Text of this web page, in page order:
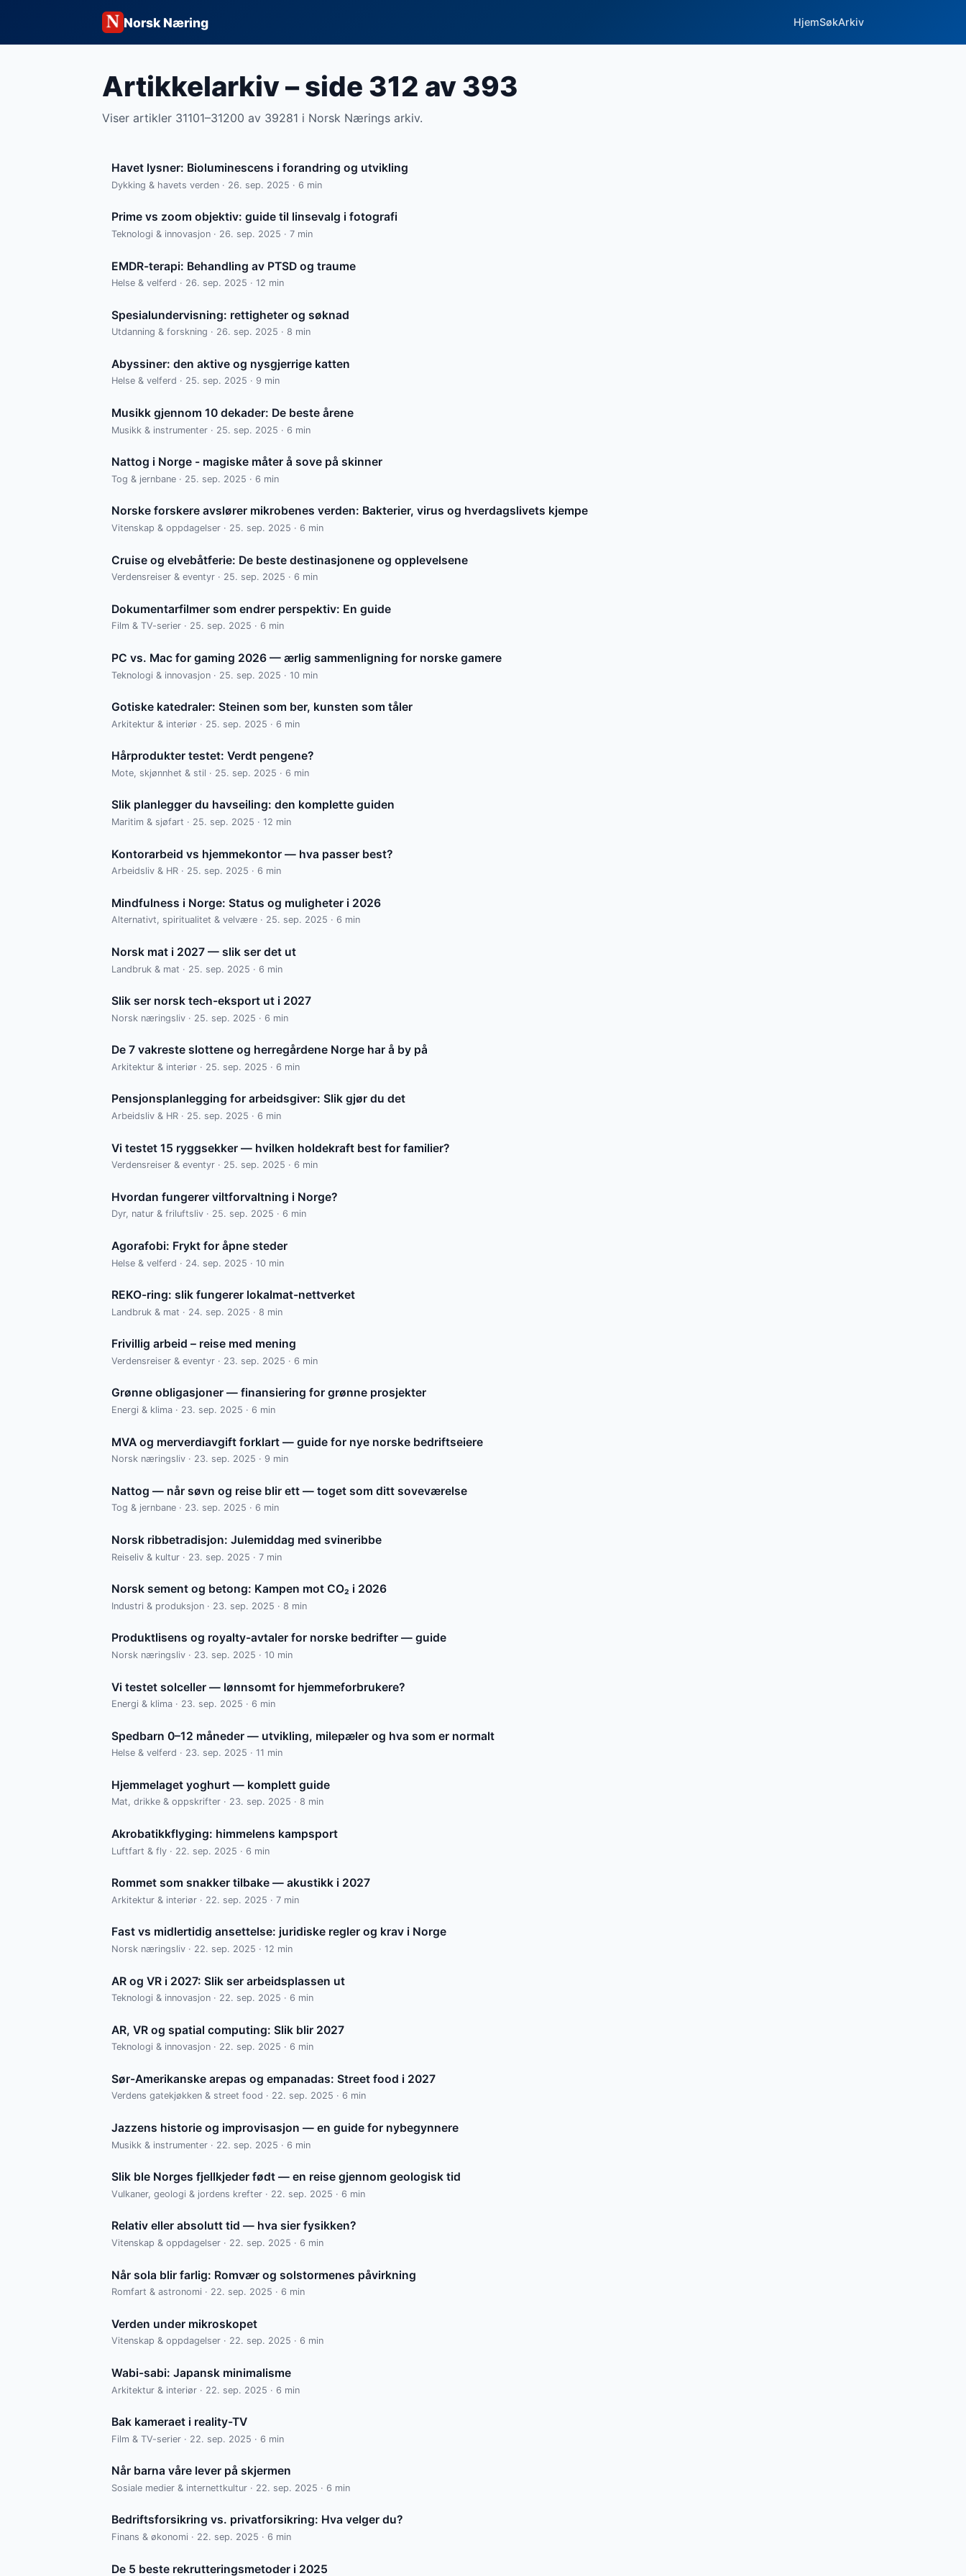
Norsk Næring HjemSøkArkiv
Artikkelarkiv – side 312 av 393
Viser artikler 31101–31200 av 39281 i Norsk Nærings arkiv.
Havet lysner: Bioluminescens i forandring og utvikling
Dykking & havets verden · 26. sep. 2025 · 6 min
Prime vs zoom objektiv: guide til linsevalg i fotografi
Teknologi & innovasjon · 26. sep. 2025 · 7 min
EMDR-terapi: Behandling av PTSD og traume
Helse & velferd · 26. sep. 2025 · 12 min
Spesialundervisning: rettigheter og søknad
Utdanning & forskning · 26. sep. 2025 · 8 min
Abyssiner: den aktive og nysgjerrige katten
Helse & velferd · 25. sep. 2025 · 9 min
Musikk gjennom 10 dekader: De beste årene
Musikk & instrumenter · 25. sep. 2025 · 6 min
Nattog i Norge - magiske måter å sove på skinner
Tog & jernbane · 25. sep. 2025 · 6 min
Norske forskere avslører mikrobenes verden: Bakterier, virus og hverdagslivets kjempe
Vitenskap & oppdagelser · 25. sep. 2025 · 6 min
Cruise og elvebåtferie: De beste destinasjonene og opplevelsene
Verdensreiser & eventyr · 25. sep. 2025 · 6 min
Dokumentarfilmer som endrer perspektiv: En guide
Film & TV-serier · 25. sep. 2025 · 6 min
PC vs. Mac for gaming 2026 — ærlig sammenligning for norske gamere
Teknologi & innovasjon · 25. sep. 2025 · 10 min
Gotiske katedraler: Steinen som ber, kunsten som tåler
Arkitektur & interiør · 25. sep. 2025 · 6 min
Hårprodukter testet: Verdt pengene?
Mote, skjønnhet & stil · 25. sep. 2025 · 6 min
Slik planlegger du havseiling: den komplette guiden
Maritim & sjøfart · 25. sep. 2025 · 12 min
Kontorarbeid vs hjemmekontor — hva passer best?
Arbeidsliv & HR · 25. sep. 2025 · 6 min
Mindfulness i Norge: Status og muligheter i 2026
Alternativt, spiritualitet & velvære · 25. sep. 2025 · 6 min
Norsk mat i 2027 — slik ser det ut
Landbruk & mat · 25. sep. 2025 · 6 min
Slik ser norsk tech-eksport ut i 2027
Norsk næringsliv · 25. sep. 2025 · 6 min
De 7 vakreste slottene og herregårdene Norge har å by på
Arkitektur & interiør · 25. sep. 2025 · 6 min
Pensjonsplanlegging for arbeidsgiver: Slik gjør du det
Arbeidsliv & HR · 25. sep. 2025 · 6 min
Vi testet 15 ryggsekker — hvilken holdekraft best for familier?
Verdensreiser & eventyr · 25. sep. 2025 · 6 min
Hvordan fungerer viltforvaltning i Norge?
Dyr, natur & friluftsliv · 25. sep. 2025 · 6 min
Agorafobi: Frykt for åpne steder
Helse & velferd · 24. sep. 2025 · 10 min
REKO-ring: slik fungerer lokalmat-nettverket
Landbruk & mat · 24. sep. 2025 · 8 min
Frivillig arbeid – reise med mening
Verdensreiser & eventyr · 23. sep. 2025 · 6 min
Grønne obligasjoner — finansiering for grønne prosjekter
Energi & klima · 23. sep. 2025 · 6 min
MVA og merverdiavgift forklart — guide for nye norske bedriftseiere
Norsk næringsliv · 23. sep. 2025 · 9 min
Nattog — når søvn og reise blir ett — toget som ditt soveværelse
Tog & jernbane · 23. sep. 2025 · 6 min
Norsk ribbetradisjon: Julemiddag med svineribbe
Reiseliv & kultur · 23. sep. 2025 · 7 min
Norsk sement og betong: Kampen mot CO₂ i 2026
Industri & produksjon · 23. sep. 2025 · 8 min
Produktlisens og royalty-avtaler for norske bedrifter — guide
Norsk næringsliv · 23. sep. 2025 · 10 min
Vi testet solceller — lønnsomt for hjemmeforbrukere?
Energi & klima · 23. sep. 2025 · 6 min
Spedbarn 0–12 måneder — utvikling, milepæler og hva som er normalt
Helse & velferd · 23. sep. 2025 · 11 min
Hjemmelaget yoghurt — komplett guide
Mat, drikke & oppskrifter · 23. sep. 2025 · 8 min
Akrobatikkflyging: himmelens kampsport
Luftfart & fly · 22. sep. 2025 · 6 min
Rommet som snakker tilbake — akustikk i 2027
Arkitektur & interiør · 22. sep. 2025 · 7 min
Fast vs midlertidig ansettelse: juridiske regler og krav i Norge
Norsk næringsliv · 22. sep. 2025 · 12 min
AR og VR i 2027: Slik ser arbeidsplassen ut
Teknologi & innovasjon · 22. sep. 2025 · 6 min
AR, VR og spatial computing: Slik blir 2027
Teknologi & innovasjon · 22. sep. 2025 · 6 min
Sør-Amerikanske arepas og empanadas: Street food i 2027
Verdens gatekjøkken & street food · 22. sep. 2025 · 6 min
Jazzens historie og improvisasjon — en guide for nybegynnere
Musikk & instrumenter · 22. sep. 2025 · 6 min
Slik ble Norges fjellkjeder født — en reise gjennom geologisk tid
Vulkaner, geologi & jordens krefter · 22. sep. 2025 · 6 min
Relativ eller absolutt tid — hva sier fysikken?
Vitenskap & oppdagelser · 22. sep. 2025 · 6 min
Når sola blir farlig: Romvær og solstormenes påvirkning
Romfart & astronomi · 22. sep. 2025 · 6 min
Verden under mikroskopet
Vitenskap & oppdagelser · 22. sep. 2025 · 6 min
Wabi-sabi: Japansk minimalisme
Arkitektur & interiør · 22. sep. 2025 · 6 min
Bak kameraet i reality-TV
Film & TV-serier · 22. sep. 2025 · 6 min
Når barna våre lever på skjermen
Sosiale medier & internettkultur · 22. sep. 2025 · 6 min
Bedriftsforsikring vs. privatforsikring: Hva velger du?
Finans & økonomi · 22. sep. 2025 · 6 min
De 5 beste rekrutteringsmetoder i 2025